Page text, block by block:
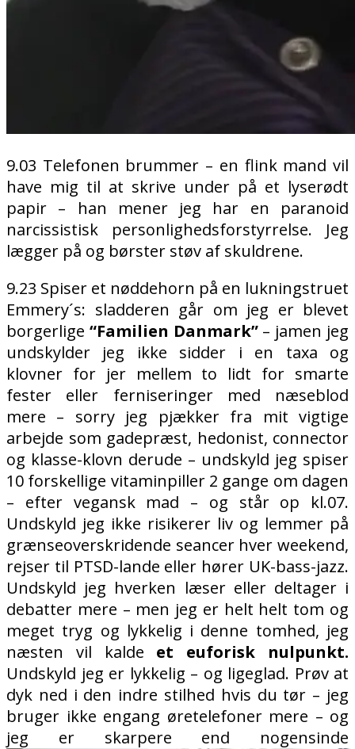
9.03 Telefonen brummer – en flink mand vil
have mig til at skrive under på et lyserødt
papir – han mener jeg har en paranoid
narcissistisk personlighedsforstyrrelse. Jeg
lægger på og børster støv af skuldrene.
9.23 Spiser et nøddehorn på en lukningstruet
Emmery´s: sladderen går om jeg er blevet
borgerlige “Familien Danmark”– jamen jeg
undskylder jeg ikke sidder i en taxa og
klovner for jer mellem to lidt for smarte
fester eller ferniseringer med næseblod
mere – sorry jeg pjækker fra mit vigtige
arbejde som gadepræst, hedonist, connector
og klasse-klovn derude – undskyld jeg spiser
10 forskellige vitaminpiller 2 gange om dagen
– efter vegansk mad – og står op kl.07.
Undskyld jeg ikke risikerer liv og lemmer på
grænseoverskridende seancer hver weekend,
rejser til PTSD-lande eller hører UK-bass-jazz.
Undskyld jeg hverken læser eller deltager i
debatter mere – men jeg er helt helt tom og
meget tryg og lykkelig i denne tomhed, jeg
næsten vil kalde et euforisk nulpunkt.
Undskyld jeg er lykkelig – og ligeglad. Prøv at
dyk ned i den indre stilhed hvis du tør – jeg
bruger ikke engang øretelefoner mere – og
jeg er skarpere end nogensinde